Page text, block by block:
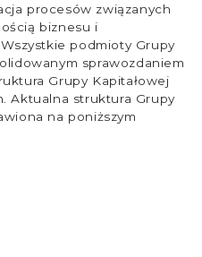
procesów związanych
biznesu i
Wszystkie podmioty Grupy
sprawozdaniem
Grupy Kapitałowej
Aktualna struktura Grupy
na poniższym